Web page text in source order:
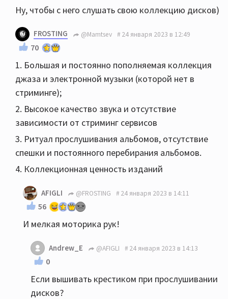
Ну, чтобы с него слушать свою коллекцию дисков)
FROSTING @Mamtsev 24 января 2023 в 12:49
70
1. Большая и постоянно пополняемая коллекция
джаза и электронной музыки (которой нет в
стриминге);
2. Высокое качество звука и отсутствие
зависимости от стриминг сервисов
3. Ритуал прослушивания альбомов, отсутствие
спешки и постоянного перебирания альбомов.
4. Коллекционная ценность изданий
AFIGLI @FROSTING 24 января 2023 в 14:11
56
И мелкая моторика рук!
Andrew_E @AFIGLI 24 января 2023 в 14:13
0
Если вышивать крестиком при прослушивании
дисков?